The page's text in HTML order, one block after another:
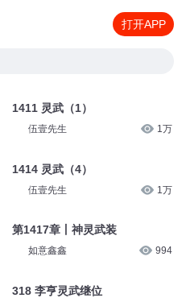
打开APP
1411 灵武（1）
伍壹先生 1万
1414 灵武（4）
伍壹先生 1万
第1417章丨神灵武装
如意鑫鑫 994
318 李亨灵武继位